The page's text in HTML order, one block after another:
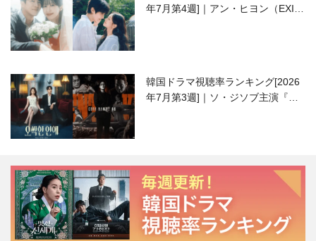
年7月第4週]｜アン・ヒヨン（EXID
韓国ドラマ視聴率ランキング[2026
年7月第3週]｜ソ・ジソブ主演『エ